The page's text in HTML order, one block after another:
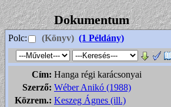
Dokumentum
Polc: (Könyv) (1 Példány)
Cím: Hanga régi karácsonyai
Szerző: Wéber Anikó (1988)
Közrem.: Keszeg Ágnes (ill.)